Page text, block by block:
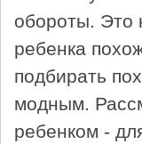
обороты. Это
ребенка
подбирать
модным.
ребенком -